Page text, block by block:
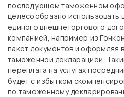
последующем таможенном
целесообразно использовать
единого внешнеторгового
компанией, например из
пакет документов и оформляя
таможенной декларацией.
переплата на услугах
будет с избытком
по таможенному